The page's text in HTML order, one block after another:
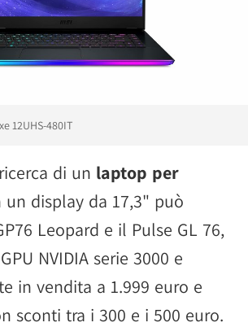
12UHS-480IT
di un laptop per
un display da 17,3" può
Leopard e il Pulse GL 76,
NVIDIA serie 3000 e
in vendita a 1.999 euro e
sconti tra i 300 e i 500 euro.